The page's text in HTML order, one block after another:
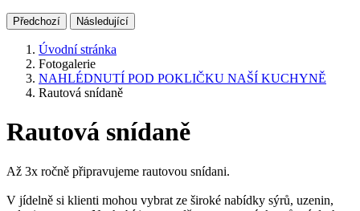
Předchozí Následující
Úvodní stránka
Fotogalerie
NAHLÉDNUTÍ POD POKLIČKU NAŠÍ KUCHYNĚ
Rautová snídaně
Rautová snídaně
Až 3x ročně připravujeme rautovou snídani.
V jídelně si klienti mohou vybrat ze široké nabídky sýrů, uzenin,